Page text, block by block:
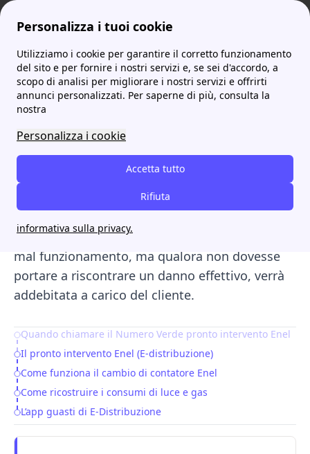
Personalizza i tuoi cookie
Utilizziamo i cookie per garantire il corretto funzionamento
del sito e per fornire i nostri servizi e, se sei d'accordo, a
scopo di analisi per migliorare i nostri servizi e offrirti
annunci personalizzati. Per saperne di più, consulta la
nostra
Personalizza i cookie
Accetta tutto
Rifiuta
informativa sulla privacy.
ProntoBolletta MoreEnel Come fare la verifica del contatore Enel: le funzioni del contatore e i guasti
Come fare la verifica del
contatore Enel: le funzioni
del contatore e i guasti
Il contatore è un apparecchio molto importante
che serve a quantificare i consumi luce o gas di
richiede in caso si supponga un guasto
mal funzionamento, ma qualora non dovesse
portare a riscontrare un danno effettivo, verrà
addebitata a carico del cliente.
Table of Contents
Quando chiamare il Numero Verde pronto intervento Enel
Il pronto intervento Enel (E-distribuzione)
Come funziona il cambio di contatore Enel
Come ricostruire i consumi di luce e gas
L’app guasti di E-Distribuzione